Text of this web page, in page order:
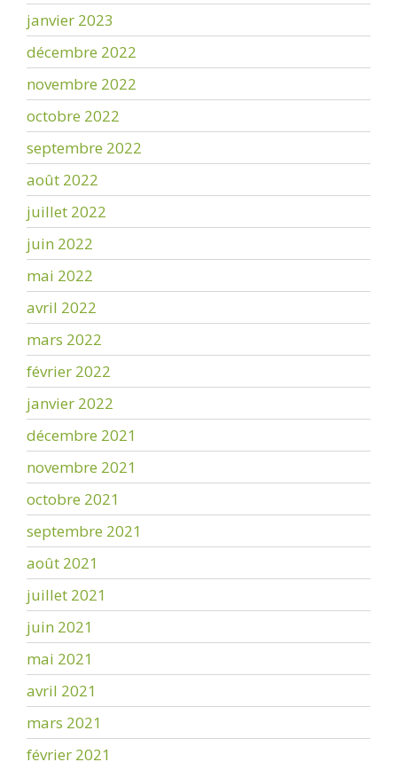
janvier 2023
décembre 2022
novembre 2022
octobre 2022
septembre 2022
août 2022
juillet 2022
juin 2022
mai 2022
avril 2022
mars 2022
février 2022
janvier 2022
décembre 2021
novembre 2021
octobre 2021
septembre 2021
août 2021
juillet 2021
juin 2021
mai 2021
avril 2021
mars 2021
février 2021